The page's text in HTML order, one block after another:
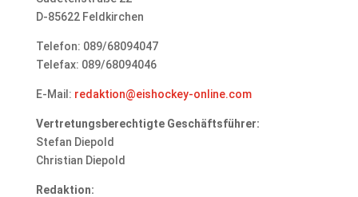
D-85622 Feldkirchen
Telefon: 089/68094047
Telefax: 089/68094046
E-Mail: redaktion@eishockey-online.com
Vertretungsberechtigte Geschäftsführer:
Stefan Diepold
Christian Diepold
Redaktion: